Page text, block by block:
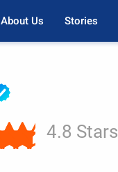
About Us Stories
4.8 Stars